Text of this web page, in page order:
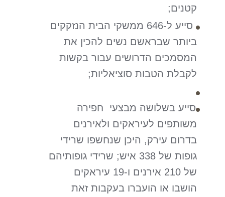
קטנים;
סייע ל-646 ממשקי הבית הנזקקים
ביותר שבראשם נשים להכין את
המסמכים הדרושים עבור בקשות
לקבלת הטבות סוציאליות;
סייע בשלושה מבצעי חפירה
משותפים לעיראקים ולאירנים
בדרום עירק, היכן שנחשפו שרידי
גופות של 338 איש; שרידי גופותיהם
של 210 אירנים ו-19 עיראקים
הושבו או הועברו בעקבות זאת